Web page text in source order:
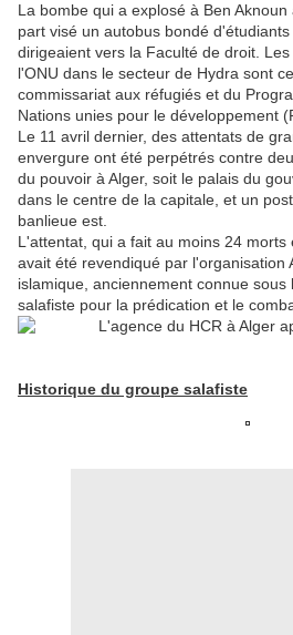
La bombe qui a explosé à Ben Aknoun
part visé un autobus bondé
dirigeaient vers la Faculté de droit.
l'ONU dans le secteur de Hydra sont
commissariat aux réfugiés et du
Nations unies pour le développement
Le 11 avril dernier, des attentats de
envergure ont été perpétrés contre
du pouvoir à Alger, soit le palais du
dans le centre de la capitale, et un
banlieue est.
L'attentat, qui a fait au moins 24 morts
avait été revendiqué par l'organisation
islamique, anciennement connue sous
salafiste pour la prédication et le
Historique du groupe salafiste